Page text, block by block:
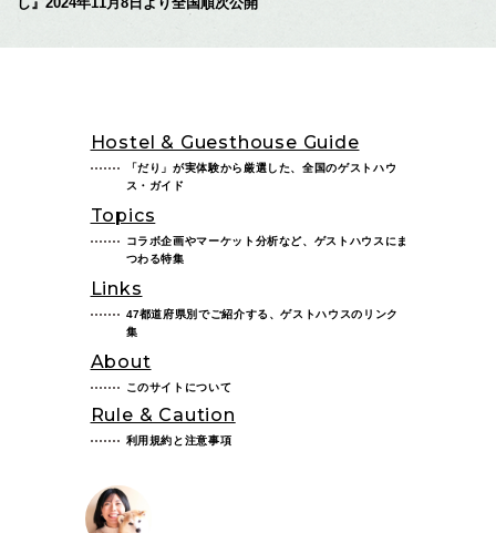
Hostel & Guesthouse Guide
「だり」が実体験から厳選した、全国のゲストハウ
ス・ガイド
Topics
コラボ企画やマーケット分析など、ゲストハウスにま
つわる特集
Links
47都道府県別でご紹介する、ゲストハウスのリンク
集
About
このサイトについて
Rule & Caution
利用規約と注意事項